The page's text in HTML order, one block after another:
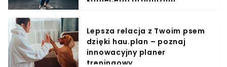
Lepsza relacja z Twoim psem
dzięki hau.plan – poznaj
innowacyjny planer
treningowy